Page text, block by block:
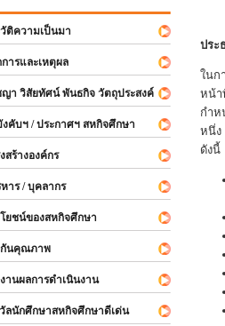
ความเป็นมา
รและเหตุผล
วิสัยทัศน์ พันธกิจ วัตถุประสงค์
บฯ / ประกาศฯ สหกิจศึกษา
ร้างองค์กร
ร / บุคลากร
ชน์ของสหกิจศึกษา
นคุณภาพ
นผลการดำเนินงาน
นักศึกษาสหกิจศึกษาดีเด่น
ประ
ในก
หน้า
กำห
หนึ่ง
ดังนี้